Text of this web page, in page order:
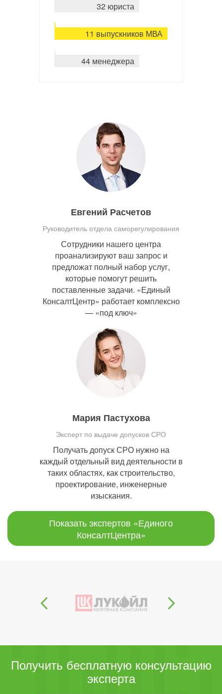
32 юриста
11 выпускников МВА
44 менеджера
Евгений Расчетов
Руководитель отдела саморегулирования
Сотрудники нашего центра
проанализируют ваш запрос и
предложат полный набор услуг,
которые помогут решить
поставленные задачи. «Единый
КонсалтЦентр» работает комплексно
— «под ключ»
Мария Пастухова
Эксперт по выдаче допусков СРО
Получать допуск СРО нужно на
каждый отдельный вид деятельности в
таких областях, как строительство,
проектирование, инженерные
изыскания.
Показать экспертов «Единого
КонсалтЦентра»
Получить бесплатную консультацию
эксперта